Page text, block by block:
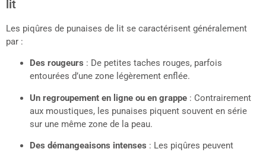
lit
Les piqûres de punaises de lit se caractérisent généralement
par :
Des rougeurs : De petites taches rouges, parfois
entourées d’une zone légèrement enflée.
Un regroupement en ligne ou en grappe : Contrairement
aux moustiques, les punaises piquent souvent en série
sur une même zone de la peau.
Des démangeaisons intenses : Les piqûres peuvent